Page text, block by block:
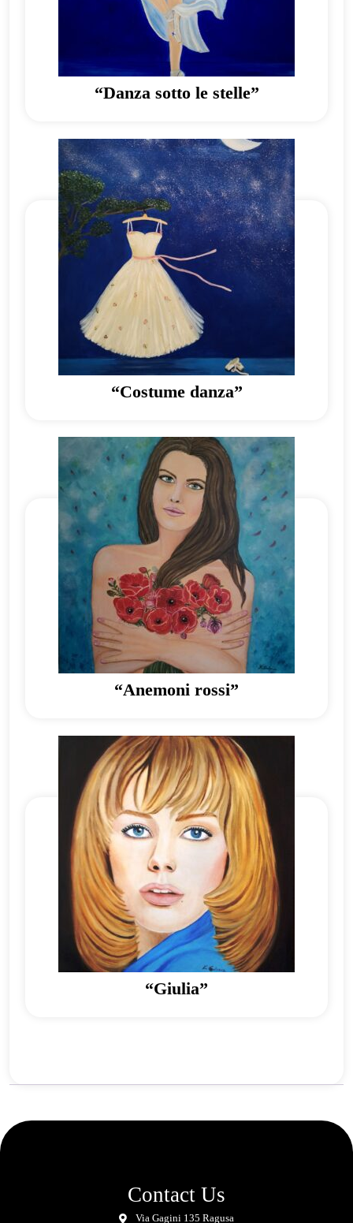
“Danza sotto le stelle”
“Costume danza”
“Anemoni rossi”
“Giulia”
Contact Us
Via Gagini 135 Ragusa